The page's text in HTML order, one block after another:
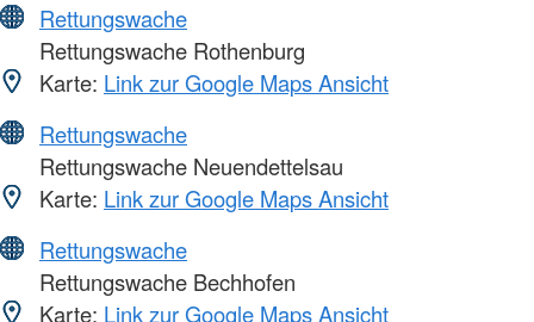
Rettungswache
Rettungswache Rothenburg
Karte: Link zur Google Maps Ansicht
Rettungswache
Rettungswache Neuendettelsau
Karte: Link zur Google Maps Ansicht
Rettungswache
Rettungswache Bechhofen
Karte: Link zur Google Maps Ansicht